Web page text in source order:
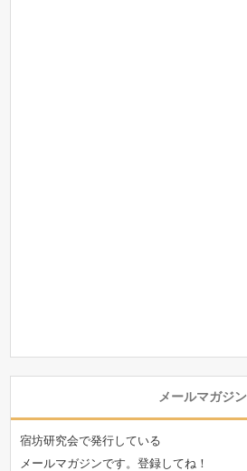
メールマガジン
宿坊研究会で発行している
メールマガジンです。登録してね！